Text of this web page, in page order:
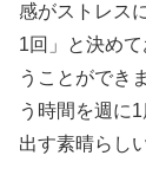
感がストレス
1回」と決め
うことができ
う時間を週に
出す素晴らし